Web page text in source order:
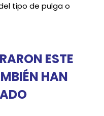
tipo de pulga o
ESTE
HAN